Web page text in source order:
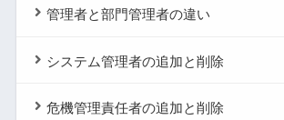
管理者と部門管理者の違い
システム管理者の追加と削除
危機管理責任者の追加と削除